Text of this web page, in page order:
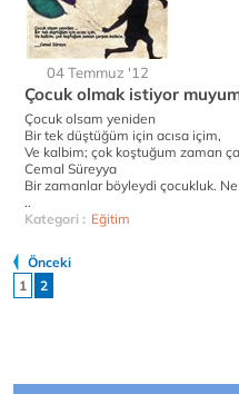
04 Temmuz '12
Çocuk olmak istiyor
Çocuk olsam yeniden
Bir tek düştüğüm için acısa içim,
Ve kalbim; çok koştuğum zaman
Cemal Süreyya
Bir zamanlar böyleydi çocukluk.
..
Kategori : Eğitim
Önceki
1
2